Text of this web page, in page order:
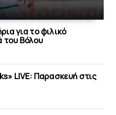
για το φιλικό
του Bόλου
LIVE: Παρασκευή στις